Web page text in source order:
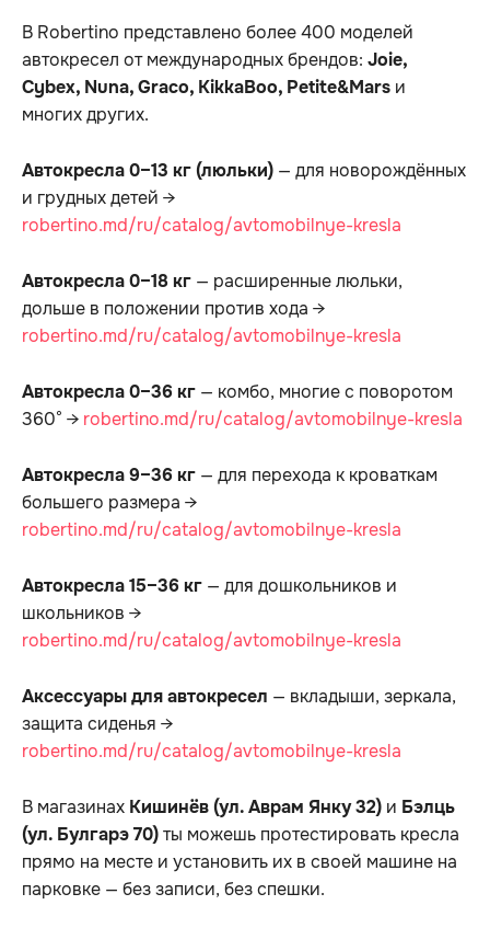
В Robertino представлено более 400 моделей
автокресел от международных брендов: Joie,
Cybex, Nuna, Graco, KikkaBoo, Petite&Mars и
многих других.
Автокресла 0–13 кг (люльки) — для новорождённых
и грудных детей →
robertino.md/ru/catalog/avtomobilnye-kresla
Автокресла 0–18 кг — расширенные люльки,
дольше в положении против хода →
robertino.md/ru/catalog/avtomobilnye-kresla
Автокресла 0–36 кг — комбо, многие с поворотом
360° → robertino.md/ru/catalog/avtomobilnye-kresla
Автокресла 9–36 кг — для перехода к кроваткам
большего размера →
robertino.md/ru/catalog/avtomobilnye-kresla
Автокресла 15–36 кг — для дошкольников и
школьников →
robertino.md/ru/catalog/avtomobilnye-kresla
Аксессуары для автокресел — вкладыши, зеркала,
защита сиденья →
robertino.md/ru/catalog/avtomobilnye-kresla
В магазинах Кишинёв (ул. Аврам Янку 32) и Бэлць
(ул. Булгарэ 70)ты можешь протестировать кресла
прямо на месте и установить их в своей машине на
парковке — без записи, без спешки.